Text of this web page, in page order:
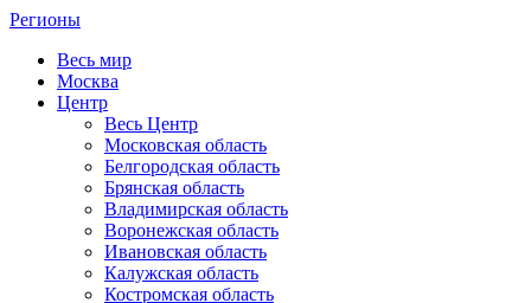
Регионы
Весь мир
Москва
Центр
Весь Центр
Московская область
Белгородская область
Брянская область
Владимирская область
Воронежская область
Ивановская область
Калужская область
Костромская область